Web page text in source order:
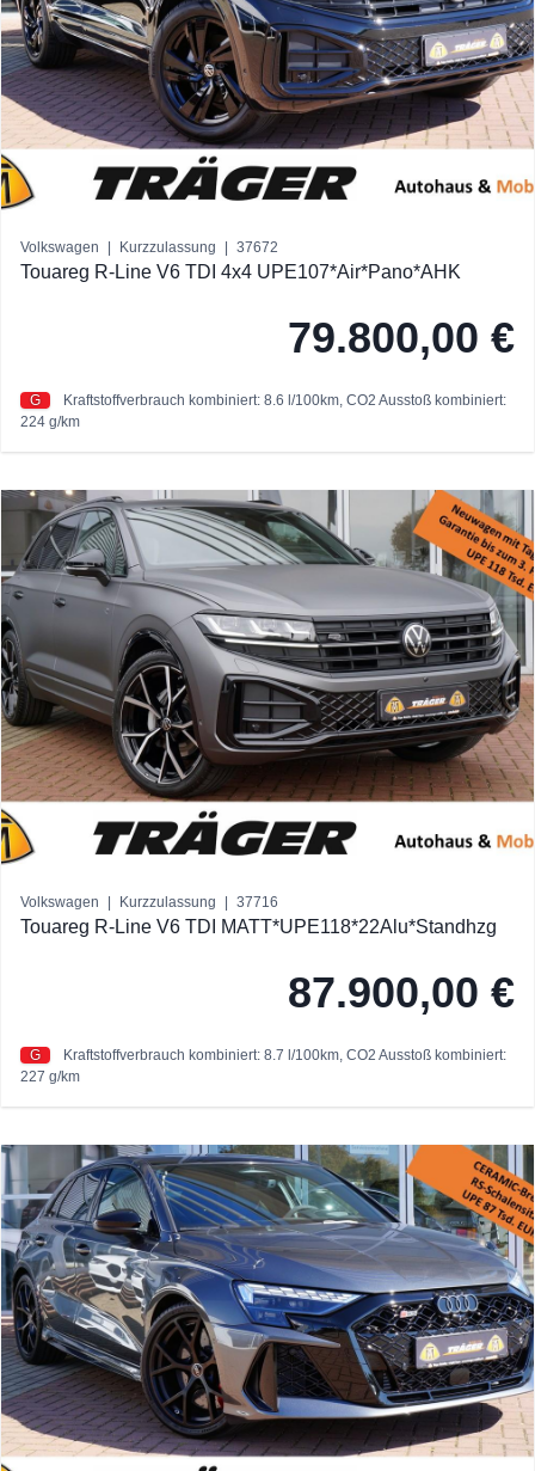
Volkswagen Kurzzulassung 37672
Touareg R-Line V6 TDI 4x4 UPE107*Air*Pano*AHK
79.800,00 €
G Kraftstoffverbrauch kombiniert: 8.6 l/100km, CO2 Ausstoß kombiniert:
224 g/km
Volkswagen Kurzzulassung 37716
Touareg R-Line V6 TDI MATT*UPE118*22Alu*Standhzg
87.900,00 €
G Kraftstoffverbrauch kombiniert: 8.7 l/100km, CO2 Ausstoß kombiniert:
227 g/km